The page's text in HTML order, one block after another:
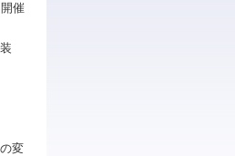
催
装
変